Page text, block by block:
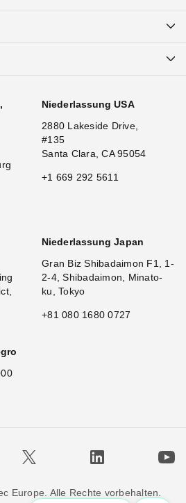
Niederlassung USA
2880 Lakeside Drive,
#135
Santa Clara, CA 95054
+1 669 292 5611
Niederlassung Japan
Gran Biz Shibadaimon F1, 1-
2-4, Shibadaimon, Minato-
ku, Tokyo
+81 080 1680 0727
Europe. Alle Rechte vorbehalten.